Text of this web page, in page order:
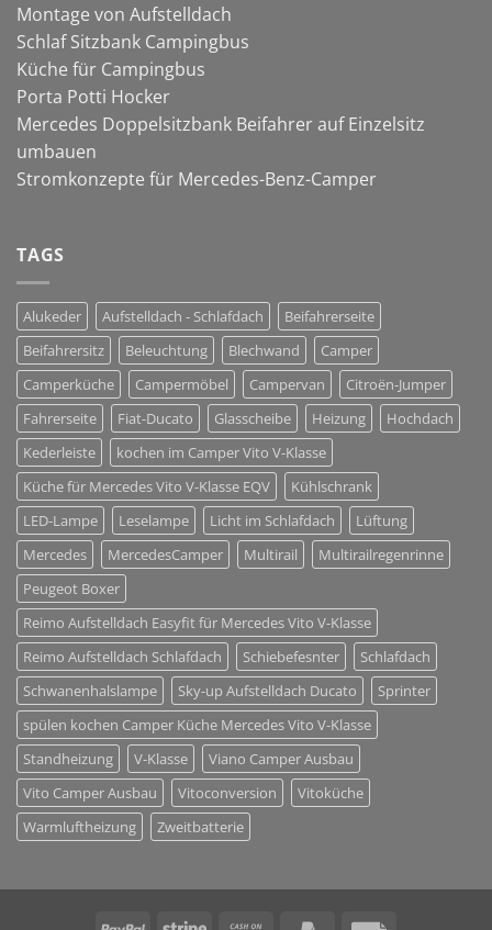
Montage von Aufstelldach
Schlaf Sitzbank Campingbus
Küche für Campingbus
Porta Potti Hocker
Mercedes Doppelsitzbank Beifahrer auf Einzelsitz
umbauen
Stromkonzepte für Mercedes-Benz-Camper
TAGS
Alukeder Aufstelldach - Schlafdach
Beifahrerseite
Beifahrersitz
Beleuchtung Blechwand
Camper
Camperküche
Campermöbel Campervan
Citroën-Jumper
Fahrerseite
Fiat-Ducato Glasscheibe Heizung
Hochdach
Kederleiste
kochen im Camper Vito V-Klasse
Küche für Mercedes Vito V-Klasse EQV
Kühlschrank
LED-Lampe
Leselampe Licht im Schlafdach
Lüftung
Mercedes
MercedesCamper Multirail
Multirailregenrinne
Peugeot Boxer
Reimo Aufstelldach Easyfit für Mercedes Vito V-Klasse
Reimo Aufstelldach Schlafdach
Schiebefesnter
Schlafdach
Schwanenhalslampe
Sky-up Aufstelldach Ducato
Sprinter
spülen kochen Camper Küche Mercedes Vito V-Klasse
Standheizung
V-Klasse
Viano Camper Ausbau
Vito Camper Ausbau
Vitoconversion
Vitoküche
Warmluftheizung
Zweitbatterie